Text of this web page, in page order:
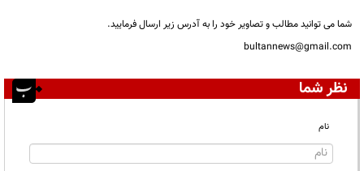
شما می توانید مطالب و تصاویر خود را به آدرس زیر ارسال فرمایید.
bultannews@gmail.com
نظر شما
نام